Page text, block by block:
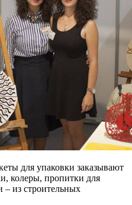
для упаковки заказывают
колеры, пропитки для
– из строительных